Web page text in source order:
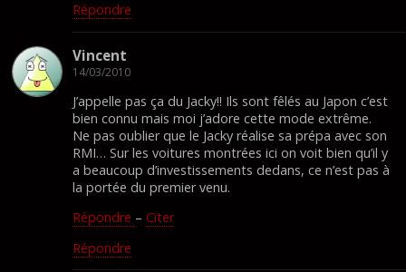
Répondre
Vincent
14/03/2010
J’appelle pas ça du Jacky!! Ils sont fêlés au Japon c’est
bien connu mais moi j’adore cette mode extrême.
Ne pas oublier que le Jacky réalise sa prépa avec son
RMI… Sur les voitures montrées ici on voit bien qu’il y
a beaucoup d’investissements dedans, ce n’est pas à
la portée du premier venu.
Répondre – Citer
Répondre